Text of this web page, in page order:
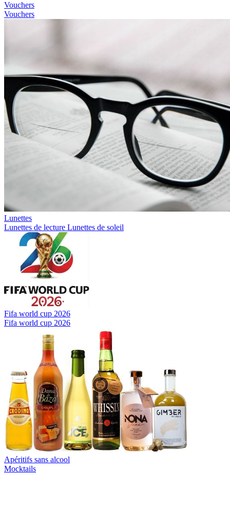
Vouchers
Vouchers
Lunettes
Lunettes de lecture Lunettes de soleil
Fifa world cup 2026
Fifa world cup 2026
Apéritifs sans alcool
Mocktails